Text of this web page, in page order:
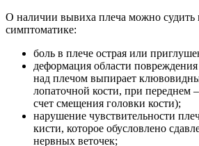
О наличии вывиха плеча можно
симптоматике:
боль в плече острая или
деформация области
над плечом выпирает
лопаточной кости, при переднем –
счет смещения головки кости);
нарушение чувствительности
кисти, которое обусловлено
нервных веточек;